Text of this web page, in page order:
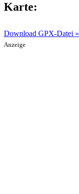
Karte:
Download GPX-Datei »
Anzeige